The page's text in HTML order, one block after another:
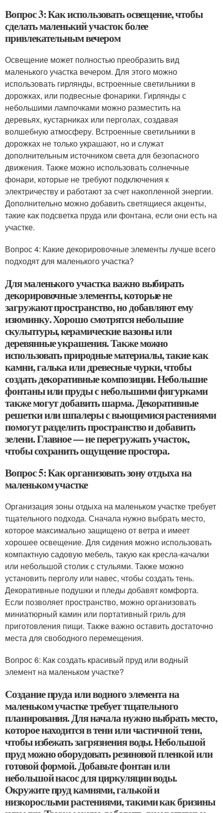
Вопрос 3: Как использовать освещение, чтобы
сделать маленький участок более
привлекательным вечером
Освещение может полностью преобразить вид
маленького участка вечером. Для этого можно
использовать гирлянды, встроенные светильники в
дорожках, или подвесные фонарики. Гирлянды с
небольшими лампочками можно разместить на
деревьях, кустарниках или перголах, создавая
волшебную атмосферу. Встроенные светильники в
дорожках не только украшают, но и служат
дополнительным источником света для безопасного
движения. Также можно использовать солнечные
фонари, которые не требуют подключения к
электричеству и работают за счет накопленной энергии.
Дополнительно можно добавить светящиеся акценты,
такие как подсветка пруда или фонтана, если они есть на
участке.
Вопрос 4: Какие декорировочные элементы лучше всего
подходят для маленького участка?
Для маленького участка важно выбирать
декорировочные элементы, которые не
загружают пространство, но добавляют ему
изюминку. Хорошо смотрятся небольшие
скульптуры, керамические вазоны или
деревянные украшения. Также можно
использовать природные материалы, такие как
камни, галька или древесные чурки, чтобы
создать декоративные композиции. Небольшие
фонтаны или пруды с небольшими фигурками
также могут добавить шарма. Декоративные
решетки или шпалеры с вьющимися растениями
помогут разделить пространство и добавить
зелени. Главное — не перегружать участок,
чтобы сохранить ощущение простора.
Вопрос 5: Как организовать зону отдыха на
маленьком участке
Организация зоны отдыха на маленьком участке требует
тщательного подхода. Сначала нужно выбрать место,
которое максимально защищено от ветра и имеет
хорошее освещение. Для сидения можно использовать
компактную садовую мебель, такую как кресла-качалки
или небольшой столик с стульями. Также можно
установить перголу или навес, чтобы создать тень.
Декоративные подушки и пледы добавят комфорта.
Если позволяет пространство, можно организовать
миниатюрный камин или портативный гриль для
приготовления пищи. Также важно оставить достаточно
места для свободного перемещения.
Вопрос 6: Как создать красивый пруд или водный
элемент на маленьком участке?
Создание пруда или водного элемента на
маленьком участке требует тщательного
планирования. Для начала нужно выбрать место,
которое находится в тени или частичной тени,
чтобы избежать загрязнения воды. Небольшой
пруд можно оборудовать резиновой пленкой или
готовой формой. Добавьте фонтан или
небольшой насос для циркуляции воды.
Окружите пруд камнями, галькой и
низкорослыми растениями, такими как бризины